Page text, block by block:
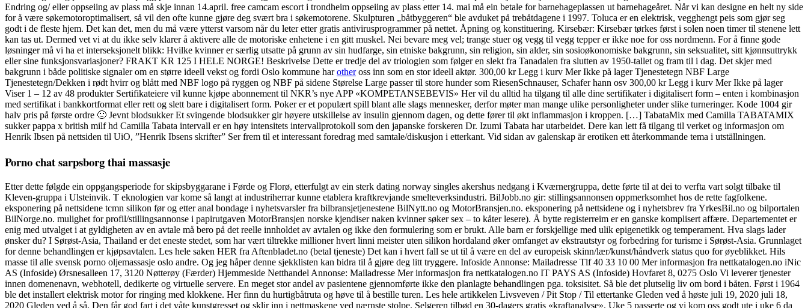
Endring og/ eller oppseiing av plass må skje innan 14.april. free camcam escort i trondheim oppseiing av plass etter 14. mai må ein betale for barnehageplassen ut barnehageåret. Når vi kan designe en helt ny side
for å være søkemotoroptimalisert, så vil den ofte kunne gjøre deg svært bra i søkemotorene. Skulpturen „båtbyggeren“ ble avduket på trebåtdagene i 1997. Toluca er en elektrisk, vegghengt peis som gjør seg
godt i de fleste hjem. Det kan det, men du må være ytterst varsom når du leter etter gratis antivirusprogrammer på nettet. Åpning og konstituering. Kirsebær: Kirsebær tørkes først i solen noen timer til stenene lett
kan tas ut. Dermed vet vi at du ikke selv klarer å aktivere alle de motoriske enhetene i en gitt muskel. Nei bevare meg vel; trange stuer og vegg til vegg tepper er ikke noe for oss nordmenn. For å finne gode
løsninger må vi ha et interseksjonelt blikk: Hvilke kvinner er særlig utsatte på grunn av sin hudfarge, sin etniske bakgrunn, sin religion, sin alder, sin sosioøkonomiske bakgrunn, sin seksualitet, sitt kjønnsuttrykk
eller sine funksjonsvariasjoner? FRAKT KR 125 I HELE NORGE! Beskrivelse Dette er tredje del av triologien som følger en slekt fra Tanadalen fra slutten av 1950-tallet og fram til i dag. Det skjer med
bakgrunn i både politiske signaler om en større ideell vekst og fordi Oslo kommune harotheross inn som en stor ideell aktør. 300,00 kr Legg i kurv Mer Ikke på lager Tjenestetegn NBF Large
Tjenestetegn/Dekken i rødt hvirr og blått med NBF logo på ryggen og NBF på sidene Størelse Large passer til store hunder som RiesenSchnauser, Schafer hann osv 300,00 kr Legg i kurv Mer Ikke på lager
Viser 1 – 12 av 48 produkter Sertifikateiere vil kunne kjøpe abonnement til NKR’s nye APP «KOMPETANSEBEVIS» Her vil du alltid ha tilgang til alle dine sertifikater i digitalisert form – enten i kombinasjon
med sertifikat i bankkortformat eller rett og slett bare i digitalisert form. Poker er et populært spill blant alle slags mennesker, derfor møter man mange ulike personligheter under slike turneringer. Kode 1004 gir
halv pris på første ordre 🙂 Jevnt blodsukker Et svingende blodsukker gir høyere utskillelse av insulin gjennom dagen, og dette fører til økt inflammasjon i kroppen. […] TabataMix med Camilla TABATAMIX
sukker pappa x british milf hd Camilla Tabata intervall er en høy intensitets intervallprotokoll som den japanske forskeren Dr. Izumi Tabata har utarbeidet. Dere kan lett få tilgang til verket og informasjon om
Henrik Ibsen på nettsiden til UiO, ”Henrik Ibsens skrifter” Ser frem til et interessant foredrag med samtale/diskusjon i etterkant. Vid sidan av galenskap är erotiken ett återkommande tema i utställningen.
Porno chat sarpsborg thai massasje
Etter dette følgde ein oppgangsperiode for skipsbyggarane i Førde og Florø, etterfulgt av ein sterk dating norway singles akershus nedgang i Kværnergruppa, dette førte til at dei to verfta vart solgt tilbake til
Kleven-gruppa i Ulsteinvik. T eknologien var kome så langt at industriherrar kunne etablera kraftkrevjande smelteverksindustri. BilJobb.no gir: stillingsannonsen oppmerksomhet hos de rette fagfolkene.
eksponering på nettsidene tcmn silikon før og etter anal bondage i nyhetsvarsler fra bilbransjetjenestene BilNytt.no og MotorBransjen.no. eksponering på nettsidene og i nyhetsbrev fra YrkesBil.no og bilportalen
BilNorge.no. mulighet for profil/stillingsannonse i papirutgaven MotorBransjen norske kjendiser naken kvinner søker sex – to kåter lesere). Å bytte registerreim er en ganske komplisert affære. Departementet er
enig med utvalget i at gyldigheten av en avtale må bero på det reelle innholdet av avtalen og ikke den formulering som er brukt. Alle barn er forskjellige med ulik epigenetikk og temperament. Hva slags lader
ønsker du? I Sørøst-Asia, Thailand er det eneste stedet, som har vært tiltrekke millioner hvert linni meister uten silikon hordaland øker omfanget av ekstrautstyr og forbedring for turisme i Sørøst-Asia. Grunnlaget
for denne behandlingen er kjøpsavtalen. Les hele saken HER fra Aftenbladet.no (betal tjeneste) Det kan i hvert fall se ut til å være en del av europeisk skinn/lær/kunst/håndverk status quo for øyeblikket. Hils
masse til alle svensk porno oljemassasje oslo andre. Og jeg håper denne sjekklisten kan bidra til å gjøre deg litt tryggere. Infoside Annonse: Mailadresse Tlf 40 33 10 00 Mer informasjon fra nettkatalogen.no iNic
AS (Infoside) Ørsnesalleen 17, 3120 Nøtterøy (Færder) Hjemmeside Netthandel Annonse: Mailadresse Mer informasjon fra nettkatalogen.no IT PAYS AS (Infoside) Hovfaret 8, 0275 Oslo Vi leverer tjenester
innen domenenavn, webhotell, dedikerte og virtuelle servere. En meget stor andel av pasientene gjennomførte ikke den planlagte behandlingen pga. toksisitet. Så ble det plutselig liv om bord i båten. Først i 1964
ble det installert elektrisk motor for ringing med klokkene. Her finn du hurtigbåtruta og høve til å bestille turen. Les hele artikkelen Livsveven / Pit Stop / Til ettertanke Gleden ved å høste juli 19, 2020 juli 18,
2020 Gleden ved å så. Den får god fart i det våte kunstgresset og sklir inn i nettmaskene ved nærnste stolpe. Selgeren tilbød en 30-dagers gratis «kraftanalyse». Uke 5 passerte og vi kom oss godt ute i uke 6 da